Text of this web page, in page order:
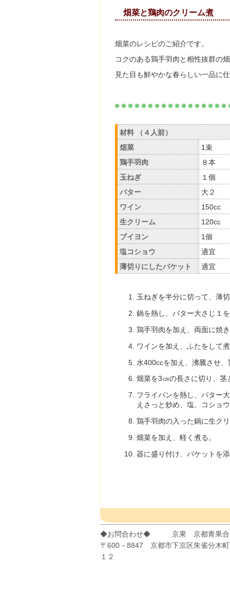
畑菜と鶏肉
畑菜のレシピのご紹介です。
コクのある鶏手羽肉と相性抜群の
見た目も鮮やかな春らしい一品に
材料 （４人前）
畑菜
1束
鶏手羽肉
８本
玉ねぎ
１個
バター
大２
ワイン
150cc
生クリーム
120cc
ブイヨン
1個
塩コショウ
適宜
薄切りにしたバケット
適宜
玉ねぎを半分に切って、薄
鍋を熱し、バター大さじ１
鶏手羽肉を加え、両面に焼
ワインを加え、ふたをして
水400ccを加え、沸騰させ
畑菜を3㎝の長さに切り、茎
フライパンを熱し、バター
えさっと炒め、塩、コショ
鶏手羽肉の入った鍋に生ク
畑菜を加え、軽く煮る。
器に盛り付け、バケットを
◆お問合わせ◆ 京果 京都青果合
〒600－8847 京都市下京区朱雀分
１２